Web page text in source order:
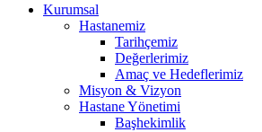
Kurumsal
Hastanemiz
Tarihçemiz
Değerlerimiz
Amaç ve Hedeflerimiz
Misyon & Vizyon
Hastane Yönetimi
Başhekimlik